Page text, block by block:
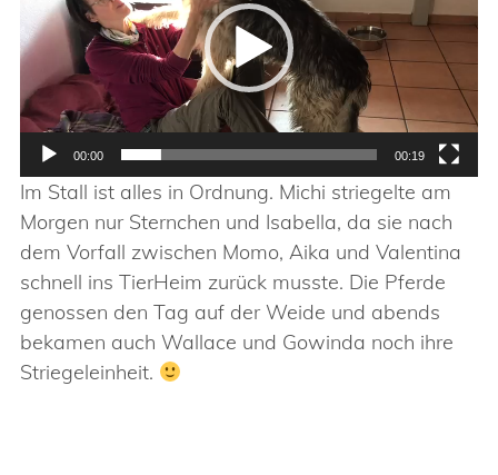
00:00 00:19
Im Stall ist alles in Ordnung. Michi striegelte am
Morgen nur Sternchen und Isabella, da sie nach
dem Vorfall zwischen Momo, Aika und Valentina
schnell ins TierHeim zurück musste. Die Pferde
genossen den Tag auf der Weide und abends
bekamen auch Wallace und Gowinda noch ihre
Striegeleinheit.